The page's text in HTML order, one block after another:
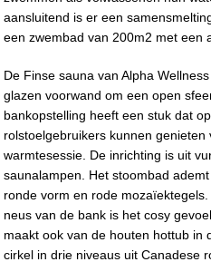
aansluitend is er een
een zwembad van 200m2 met een
De Finse sauna van Alpha
glazen voorwand om een open
bankopstelling heeft een stuk dat
rolstoelgebruikers kunnen
warmtesessie. De inrichting is uit
saunalampen. Het stoombad
ronde vorm en rode
neus van de bank is het cosy
maakt ook van de houten hottub in
cirkel in drie niveaus uit Canadese